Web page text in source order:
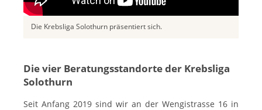
Die Krebsliga Solothurn präsentiert sich.
Die vier Beratungsstandorte der Krebsliga
Solothurn
Seit Anfang 2019 sind wir an der Wengistrasse 16 in